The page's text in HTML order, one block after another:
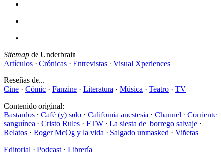
Sitemap de Underbrain
Artículos · Crónicas · Entrevistas · Visual Xperiences
Reseñas de...
Cine · Cómic · Fanzine · Literatura · Música · Teatro · TV
Contenido original:
Bastardos · Café (y) solo · California anestesia · Channel · Corriente
sanguínea · Cristo Rules · FTW · La siesta del borrego salvaje ·
Relatos · Roger McOg y la vida · Salgado unmasked · Viñetas
Editorial · Podcast · Librería